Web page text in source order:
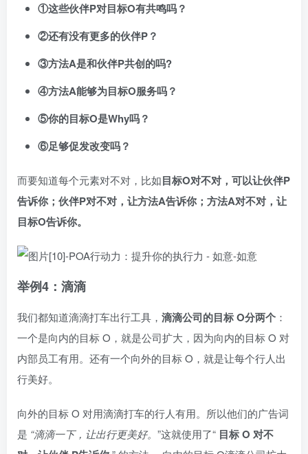
①这些伙伴P对目标O有共鸣吗？
②还有没有更多的伙伴P？
③方法A是和伙伴P共创的吗?
④方法A能够为目标O服务吗？
⑤你的目标O是Why吗？
⑥足够促发改变吗？
而要知道每个元素对不对，比如目标O对不对，可以让伙伴P
告诉你；伙伴P对不对，让方法A告诉你；方法A对不对，让
目标O告诉你。
举例4：滴滴
我们都知道滴滴打车出行工具， 滴滴公司的目标 O分两个 ：
一个是向内的目标 O，就是公司扩大，因为向内的目标 O 对
内部员工有用。还有一个向外的目标 O，就是让每个行人出
行美好。
向外的目标 O 对用滴滴打车的行人有用。所以他们的广告词
是 “滴滴一下，让出行更美好。 ”这就使用了“ 目标 O 对不